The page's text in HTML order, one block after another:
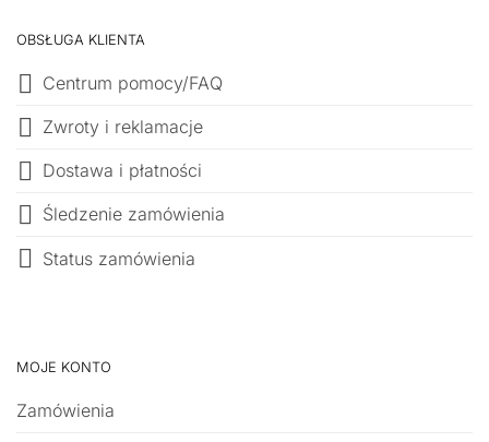
OBSŁUGA KLIENTA
Centrum pomocy/FAQ
Zwroty i reklamacje
Dostawa i płatności
Śledzenie zamówienia
Status zamówienia
MOJE KONTO
Zamówienia